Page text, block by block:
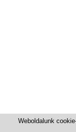
Weboldalunk